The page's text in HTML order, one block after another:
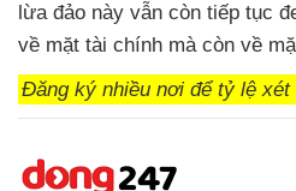
lừa đảo này vẫn còn tiếp tục
về mặt tài chính mà còn về
Đăng ký nhiều nơi để tỷ lệ xét